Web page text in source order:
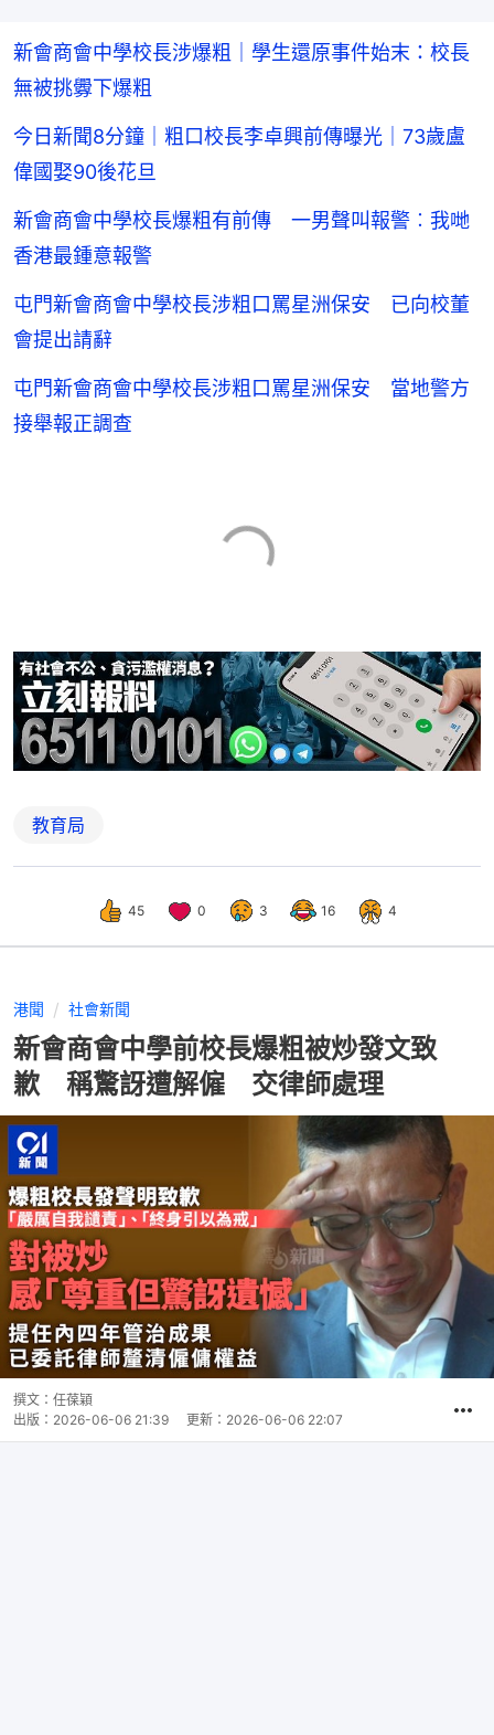
新會商會中學校長涉爆粗｜學生還原事件始末：校長
無被挑釁下爆粗
今日新聞8分鐘｜粗口校長李卓興前傳曝光｜73歲盧
偉國娶90後花旦
新會商會中學校長爆粗有前傳 一男聲叫報警︰我哋
香港最鍾意報警
屯門新會商會中學校長涉粗口罵星洲保安 已向校董
會提出請辭
屯門新會商會中學校長涉粗口罵星洲保安 當地警方
接舉報正調查
教育局
45 0 3 16 4
港聞 社會新聞
新會商會中學前校長爆粗被炒發文致
歉 稱驚訝遭解僱 交律師處理
撰文： 任葆穎
出版： 2026-06-06 21:39 更新： 2026-06-06 22:07